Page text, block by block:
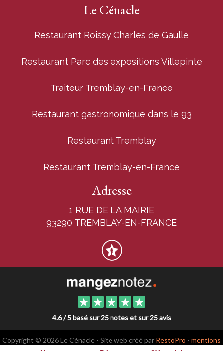
Le Cénacle
Restaurant Roissy Charles de Gaulle
Restaurant Parc des expositions Villepinte
Traiteur Tremblay-en-France
Restaurant gastronomique dans le 93
Restaurant Tremblay
Restaurant Tremblay-en-France
Adresse
1 RUE DE LA MAIRIE
93290 TREMBLAY-EN-FRANCE
4.6 / 5 basé sur 25 notes et sur 25 avis
Copyright © 2026 Le Cénacle - Site web créé par RestoPro - mentions